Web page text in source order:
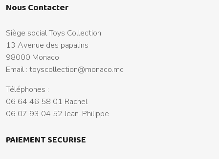
Nous Contacter
Siège social Toys Collection
13 Avenue des papalins
98000 Monaco
Email : toyscollection@monaco.mc
Téléphones :
06 64 46 58 01 Rachel
06 07 93 04 52 Jean-Philippe
PAIEMENT SECURISE